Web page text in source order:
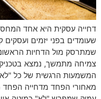
דחייה עסקית היא אחד
שעומדים בפני יזמים
שמתרסק מול הדחיות
המשמעות הרגשית של כל
מאחורי הפחד מדחייה הפחד